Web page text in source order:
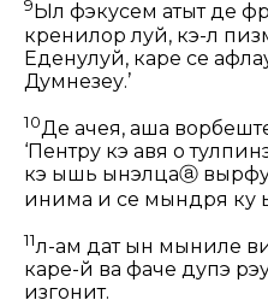
9 Ыл фэкусем атыт де
кренӂилор луй, кэ-л
Еденулуй, каре се
Думнезеу.’
10Де ачея, аша
‘Пентру кэ авя о
кэ ышь ынэлцаⓐ
инима и се мындря ку
11л-ам дат ын мыниле
каре-й ва фаче дупэ
изгонит.